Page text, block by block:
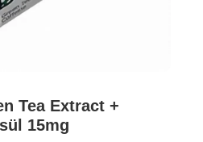
Tea Extract +
15mg